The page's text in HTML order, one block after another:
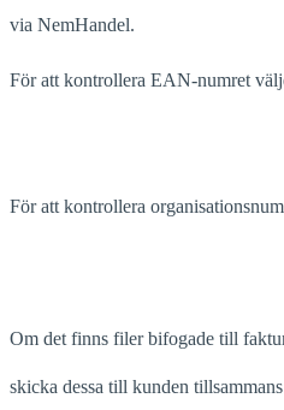
via NemHandel.
För att kontrollera EAN-numret
För att kontrollera
Om det finns filer bifogade till
skicka dessa till kunden